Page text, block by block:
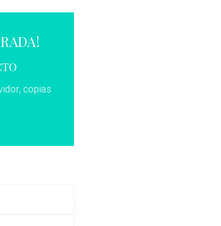
copias